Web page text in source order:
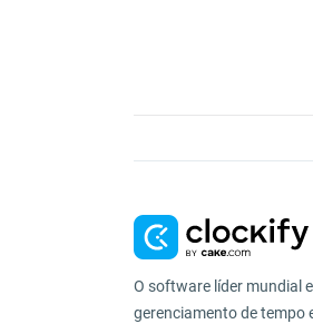
O software líder mundial
gerenciamento de tempo